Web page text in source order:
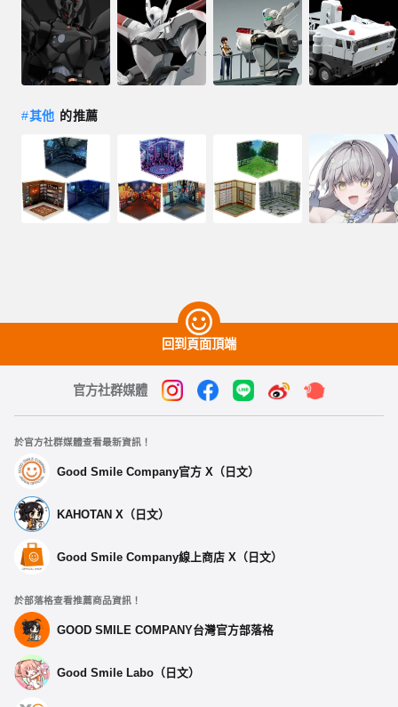
#其他 的推薦
回到頁面頂端
官方社群媒體
於官方社群媒體查看最新資訊！
Good Smile Company官方 X（日文）
KAHOTAN X（日文）
Good Smile Company線上商店 X（日文）
於部落格查看推薦商品資訊！
GOOD SMILE COMPANY台灣官方部落格
Good Smile Labo（日文）